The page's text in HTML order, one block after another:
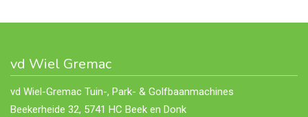
vd Wiel Gremac
vd Wiel-Gremac Tuin-, Park- & Golfbaanmachines
Beekerheide 32, 5741 HC Beek en Donk